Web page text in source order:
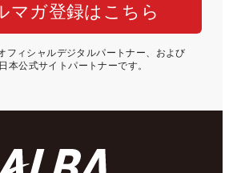
マガ登録はこちら
フィシャルデジタルパートナー、および
本公式サイトパートナーです。